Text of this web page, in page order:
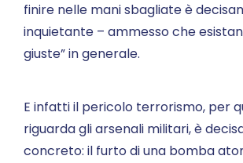
finire nelle mani sbagliate è
inquietante – ammesso che
giuste” in generale.
E infatti il pericolo terrorismo, per
riguarda gli arsenali militari, è
concreto: il furto di una bomba